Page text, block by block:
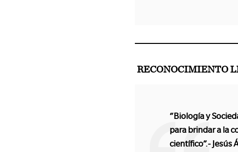
RECONOCIMIENTO
“Biología y
para brindar a la
científico”.- Jesús